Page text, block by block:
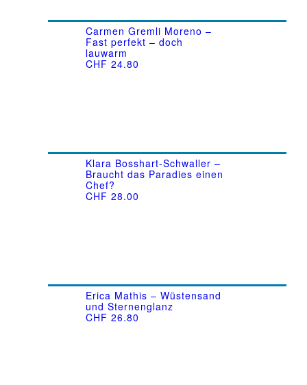
Carmen Gremli Moreno –
Fast perfekt – doch
lauwarm
CHF 24.80
Klara Bosshart-Schwaller –
Braucht das Paradies einen
Chef?
CHF 28.00
Erica Mathis – Wüstensand
und Sternenglanz
CHF 26.80